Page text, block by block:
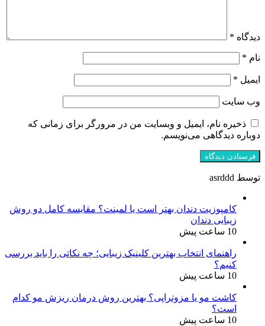
دیدگاه *
نام *
ایمیل *
وب‌ سایت
ذخیره نام، ایمیل و وبسایت من در مرورگر برای زمانی که
دوباره دیدگاهی می‌نویسم.
توسط asrddd
کامپوزیت دندان بهتر است یا لمینت؟ مقایسه کامل دو روش
زیبایی دندان
10 ساعت پیش
راهنمای انتخاب بهترین کلینیک زیبایی؛ چه نکاتی را باید بررسی
کنیم؟
10 ساعت پیش
کاشت مو یا مزوتراپی؟ بهترین روش درمان ریزش مو کدام
است؟
10 ساعت پیش